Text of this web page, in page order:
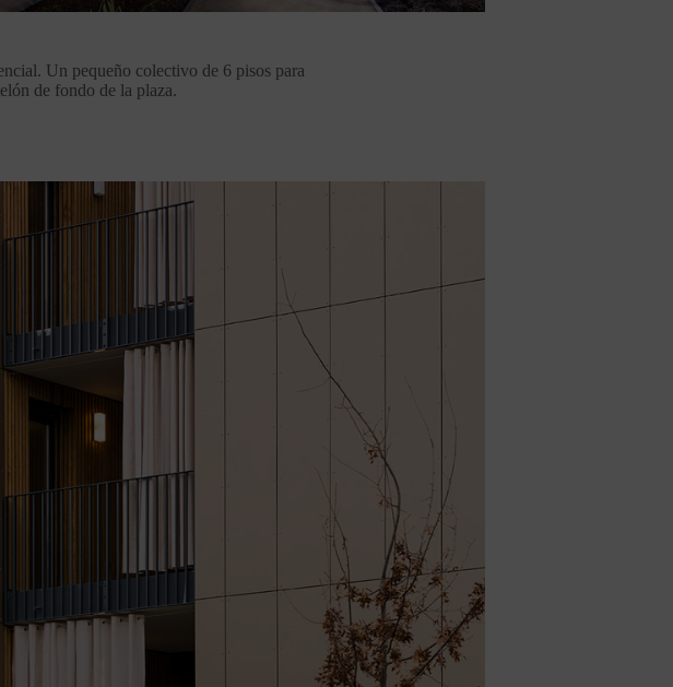
Un pequeño colectivo de 6 pisos para
de fondo de la plaza.